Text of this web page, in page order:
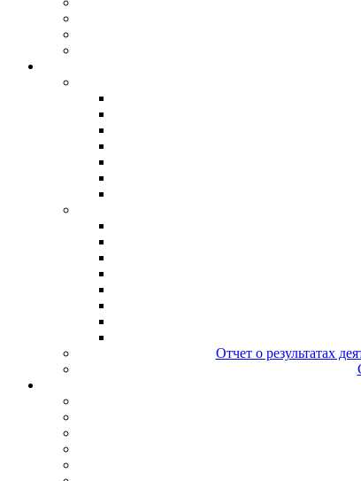
Отчет о результатах